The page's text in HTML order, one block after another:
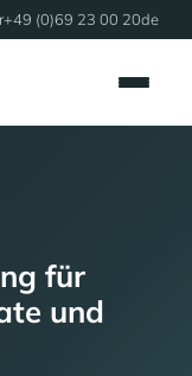
+49 (0)69 23 00 20de
für
und